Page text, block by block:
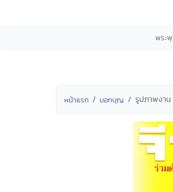
พระ
หน้าแรก บอกบุญ รูปภาพงา